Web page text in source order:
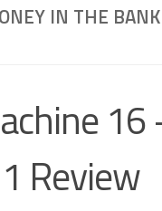
IN THE BANK
16
Review